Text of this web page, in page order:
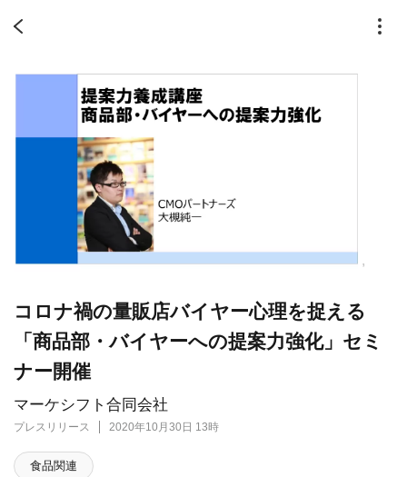
マーケシフト合同会社
プレスリリース 2020年10月30日 13時
コロナ禍の量販店バイヤー心理を捉える
「商品部・バイヤーへの提案力強化」セミ
ナー開催
食品関連